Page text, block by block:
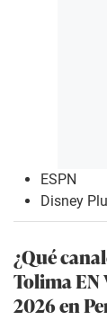
ESPN
Disney
¿Qué
Tolima EN
2026 en